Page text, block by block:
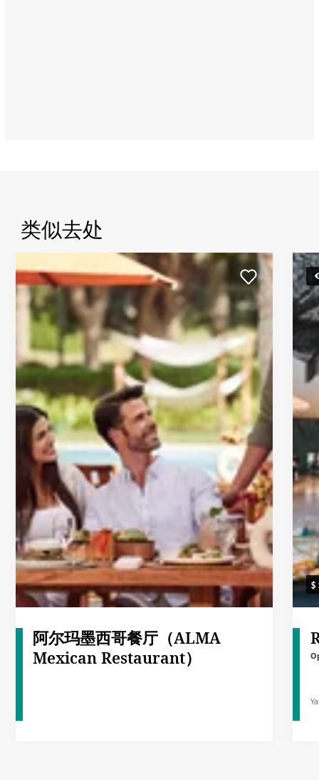
类似去处
阿尔玛墨西哥餐厅（ALMA
Mexican Restaurant）